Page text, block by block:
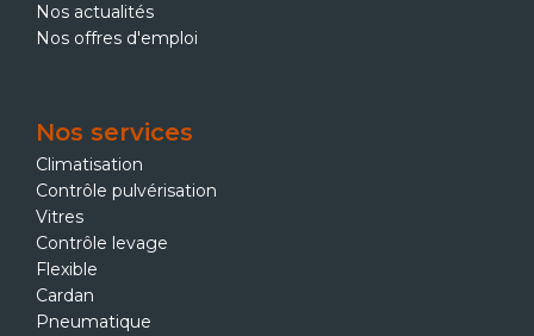
Nos actualités
Nos offres d'emploi
Nos services
Climatisation
Contrôle pulvérisation
Vitres
Contrôle levage
Flexible
Cardan
Pneumatique